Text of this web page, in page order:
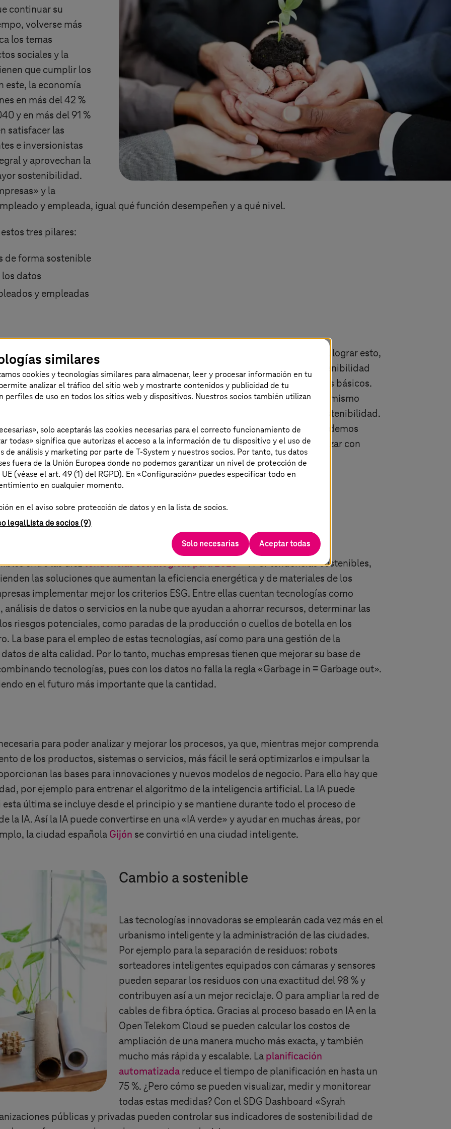
continuar su
volverse más
los temas
sociales y la
que cumplir los
este, la economía
en más del 42 %
y en más del 91 %
satisfacer las
e inversionistas
y aprovechan la
sostenibilidad.
y la
y empleada, igual qué función desempeñen y a qué nivel.
tres pilares:
de forma sostenible
datos
y empleadas
y el medio ambiente si empleamos soluciones digitales sostenibles. Para lograr esto,
el principio por un enfoque de sostenibilidad por diseño y planificar la sostenibilidad
los procesos. Empezando por los procesos de desarrollos y los procesos básicos.
las emisiones dañinas a un mínimo o incluso evitarlas por completo. Al mismo
planificar, controlar y comprobar medidas para alcanzar una mayor sostenibilidad.
diez veces más energía que la que consume. Este blog describe cómo podemos
a la nube. Muestra que los objetivos climáticos no se pueden alcanzar con
entre las dieztendencias estratégicas para 2023
. Por tendencias sostenibles,
las soluciones que aumentan la eficiencia energética y de materiales de los
implementar mejor los criterios ESG. Entre ellas cuentan tecnologías como
de datos o servicios en la nube que ayudan a ahorrar recursos, determinar las
riesgos potenciales, como paradas de la producción o cuellos de botella en los
La base para el empleo de estas tecnologías, así como para una gestión de la
de alta calidad. Por lo tanto, muchas empresas tienen que mejorar su base de
tecnologías, pues con los datos no falla la regla «Garbage in = Garbage out».
en el futuro más importante que la cantidad.
para poder analizar y mejorar los procesos, ya que, mientras mejor comprenda
de los productos, sistemas o servicios, más fácil le será optimizarlos e impulsar la
las bases para innovaciones y nuevos modelos de negocio. Para ello hay que
por ejemplo para entrenar el algoritmo de la inteligencia artificial. La IA puede
última se incluye desde el principio y se mantiene durante todo el proceso de
la IA. Así la IA puede convertirse en una «IA verde» y ayudar en muchas áreas, por
la ciudad española Gijón se convirtió en una ciudad inteligente.
Cambio a sostenible
Las tecnologías innovadoras se emplearán cada vez más en el
urbanismo inteligente y la administración de las ciudades.
Por ejemplo para la separación de residuos: robots
sorteadores inteligentes equipados con cámaras y sensores
pueden separar los residuos con una exactitud del 98 % y
contribuyen así a un mejor reciclaje. O para ampliar la red de
cables de fibra óptica. Gracias al proceso basado en IA en la
Open Telekom Cloud se pueden calcular los costos de
ampliación de una manera mucho más exacta, y también
mucho más rápida y escalable. La planificación
automatizada reduce el tiempo de planificación en hasta un
75 %. ¿Pero cómo se pueden visualizar, medir y monitorear
todas estas medidas? Con el SDG Dashboard «Syrah
públicas y privadas pueden controlar sus indicadores de sostenibilidad de
similares
cookies y tecnologías similares para almacenar, leer y procesar información en tu
analizar el tráfico del sitio web y mostrarte contenidos y publicidad de tu
perfiles de uso en todos los sitios web y dispositivos. Nuestros socios también utilizan
solo aceptarás las cookies necesarias para el correcto funcionamiento de
todas» significa que autorizas el acceso a la información de tu dispositivo y el uso de
de análisis y marketing por parte de T-System y nuestros socios. Por tanto, tus datos
fuera de la Unión Europea donde no podemos garantizar un nivel de protección de
(véase el art. 49 (1) del RGPD). En «Configuración» puedes especificar todo en
en cualquier momento.
en el aviso sobre protección de datos y en la lista de socios.
legalLista de socios (9)
Solo necesarias
Aceptar todas